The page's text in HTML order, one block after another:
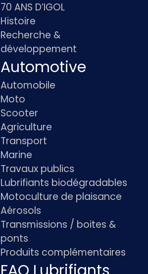
70 ANS D’IGOL
Histoire
Recherche &
développement
Automotive
Automobile
Moto
Scooter
Agriculture
Transport
Marine
Travaux publics
Lubrifiants biodégradables
Motoculture de plaisance
Aérosols
Transmissions / boites &
ponts
Produits complémentaires